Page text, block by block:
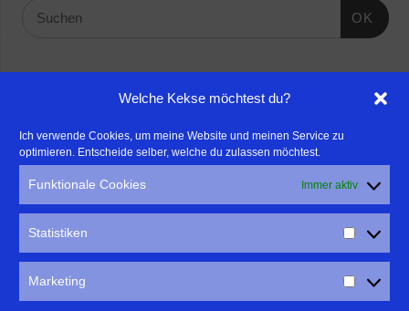
Welche Kekse möchtest du?
Ich verwende Cookies, um meine Website und meinen Service zu
optimieren. Entscheide selber, welche du zulassen möchtest.
Funktionale Cookies Immer aktiv
Statistiken
Marketing
OK
- Für professionelle Fotografen, die ihre Stärken mehr in den
Fokus rücken wollen, empfehle ich eine Beratung durch Frau
Dr. Martina Mettner